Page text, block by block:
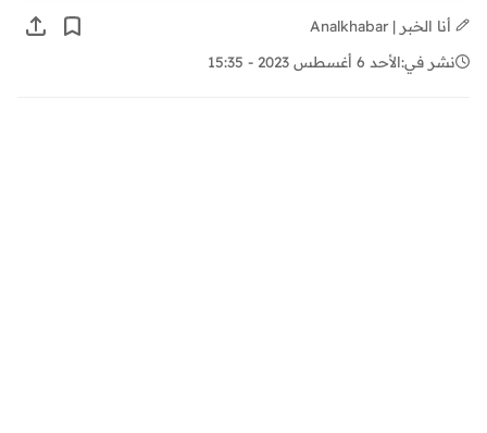
أنا الخبر | Analkhabar
نشر في:الأحد 6 أغسطس 2023 - 15:35